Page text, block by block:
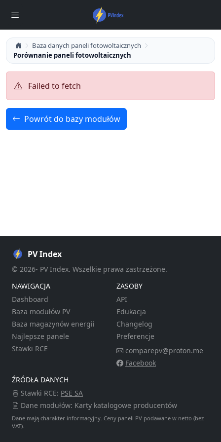
Baza danych paneli fotowoltaicznych
Porównanie paneli fotowoltaicznych
Failed to fetch
Powrót do bazy modułów
PV Index
© 2026- PV Index. Wszelkie prawa zastrzeżone.
NAWIGACJA
Dashboard
Baza modułów PV
Baza magazynów energii
Najlepsze panele
Stawki RCE
ZASOBY
API
Edukacja
Changelog
Preferencje
comparepv@proton.me
Facebook
ŹRÓDŁA DANYCH
Stawki RCE: PSE SA
Dane modułów: Karty katalogowe producentów
Dane mają charakter informacyjny. Ceny paneli PV podawane w netto (bez
VAT).